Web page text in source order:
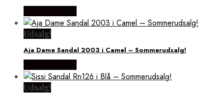
Udsalg!
Aja Dame Sandal 2003 i Camel – Sommerudsalg!
Udsalg!